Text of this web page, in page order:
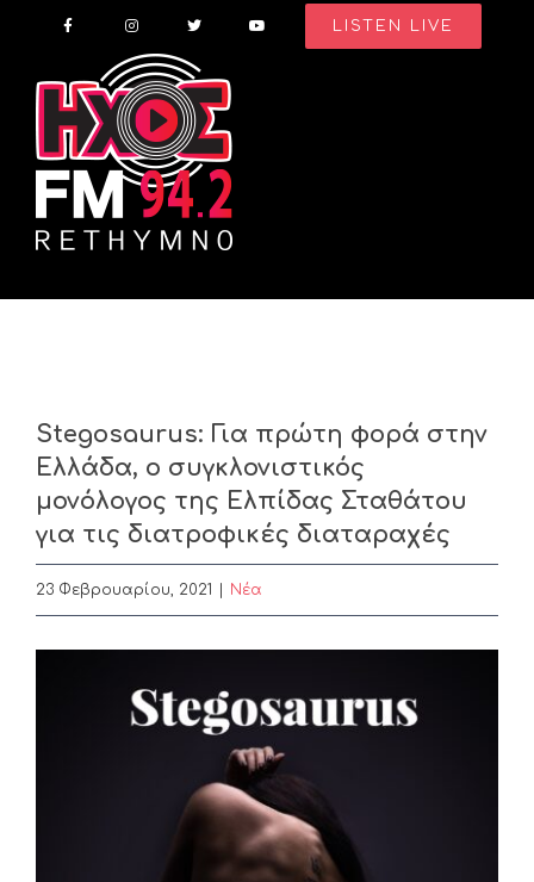
content
LISTEN LIVE
Stegosaurus: Για πρώτη φορά στην
Ελλάδα, ο συγκλονιστικός
μονόλογος της Ελπίδας Σταθάτου
για τις διατροφικές διαταραχές
23 Φεβρουαρίου, 2021 Nέα